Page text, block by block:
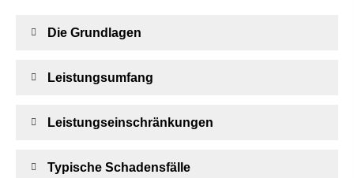
Die Grundlagen
Leistungsumfang
Leistungseinschränkungen
Typische Schadensfälle